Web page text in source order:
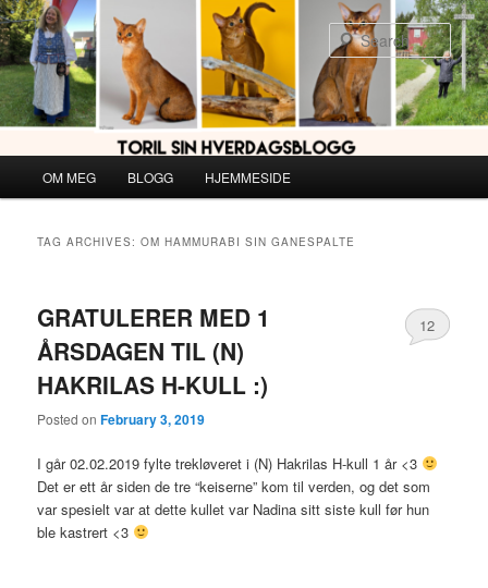
Skip
to
primary
content
Skip
to
secondary
content
OM MEG BLOGG HJEMMESIDE
TAG ARCHIVES:OM HAMMURABI SIN GANESPALTE
GRATULERER MED 1
ÅRSDAGEN TIL (N)
HAKRILAS H-KULL :)
Posted onFebruary 3, 2019
12
I går 02.02.2019 fylte trekløveret i (N) Hakrilas H-kull 1 år <3
Det er ett år siden de tre “keiserne” kom til verden, og det som
var spesielt var at dette kullet var Nadina sitt siste kull før hun
ble kastrert <3